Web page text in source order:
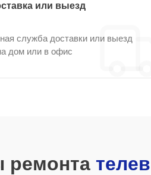
или выезд
служба доставки или выезд
дом или в офис
ремонта